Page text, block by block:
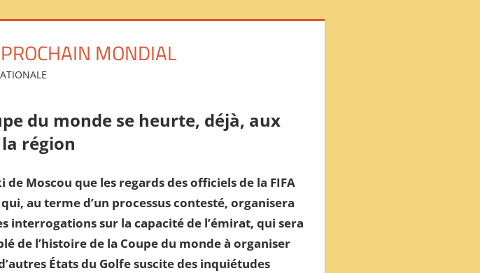
MONDIAL
du monde se heurte, déjà, aux
région
Moscou que les regards des officiels de la FIFA
au terme d’un processus contesté, organisera
interrogations sur la capacité de l’émirat, qui sera
de l’histoire de la Coupe du monde à organiser
États du Golfe suscite des inquiétudes